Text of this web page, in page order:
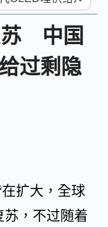
苏 中国
过剩隐
扩大，全球
苏，不过随着